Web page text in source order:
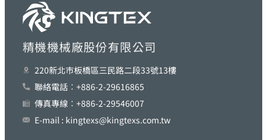
精機機械廠股份有限公司
220新北巿板橋區三民路二段33號13樓
聯絡電話︰+886-2-29616865
傳真專線︰+886-2-29546007
E-mail : kingtexs@kingtexs.com.tw